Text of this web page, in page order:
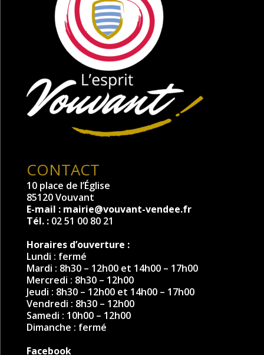
CONTACT
10 place de l’Église
85120 Vouvant
E-mail : mairie@vouvant-vendee.fr
Tél. : 02 51 00 80 21
Horaires d’ouverture :
Lundi : fermé
Mardi : 8h30 – 12h00 et 14h00 – 17h00
Mercredi : 8h30 – 12h00
Jeudi : 8h30 – 12h00 et 14h00 – 17h00
Vendredi : 8h30 – 12h00
Samedi : 10h00 – 12h00
Dimanche : fermé
Facebook